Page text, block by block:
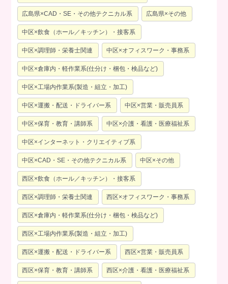
広島県×CAD・SE・その他テクニカル系 広島県×その他
中区×飲食（ホール／キッチン）・接客系
中区×調理師・栄養士関連 中区×オフィスワーク・事務系
中区×倉庫内・軽作業系(仕分け・梱包・検品など)
中区×工場内作業系(製造・組立・加工)
中区×運搬・配送・ドライバー系 中区×営業・販売員系
中区×保育・教育・講師系 中区×介護・看護・医療福祉系
中区×インターネット・クリエイティブ系
中区×CAD・SE・その他テクニカル系 中区×その他
西区×飲食（ホール／キッチン）・接客系
西区×調理師・栄養士関連 西区×オフィスワーク・事務系
西区×倉庫内・軽作業系(仕分け・梱包・検品など)
西区×工場内作業系(製造・組立・加工)
西区×運搬・配送・ドライバー系 西区×営業・販売員系
西区×保育・教育・講師系 西区×介護・看護・医療福祉系